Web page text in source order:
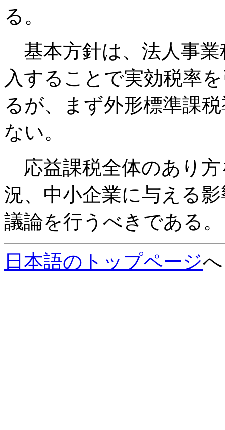
る。
基本方針は、法人事業
入することで実効税率
るが、まず外形標準課
ない。
応益課税全体のあり
況、中小企業に与える
議論を行うべきである。
日本語のトップページへ